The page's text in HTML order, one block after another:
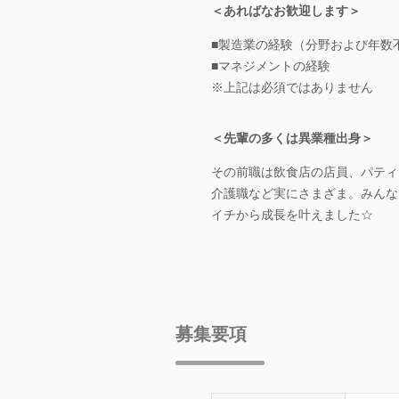
＜あればなお歓迎します＞
■製造業の経験（分野および年数
■マネジメントの経験
※上記は必須ではありません
＜先輩の多くは異業種出身＞
その前職は飲食店の店員、パティ
介護職など実にさまざま。みん
イチから成長を叶えました☆
募集要項